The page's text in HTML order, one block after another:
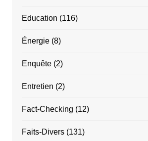
Education (116)
Énergie(8)
Enquête(2)
Entretien (2)
Fact-Checking (12)
Faits-Divers(131)